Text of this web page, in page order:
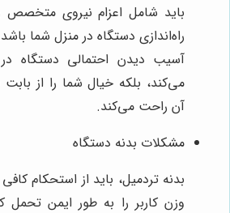
باید شامل اعزام نیروی
راه‌اندازی دستگاه در منزل شما
آسیب دیدن احتمالی دستگاه
می‌کند، بلکه خیال شما را از
آن راحت می‌کند.
مشکلات بدنه دستگاه
بدنه تردمیل، باید از استحکام کافی
وزن کاربر را به طور ایمن تحمل